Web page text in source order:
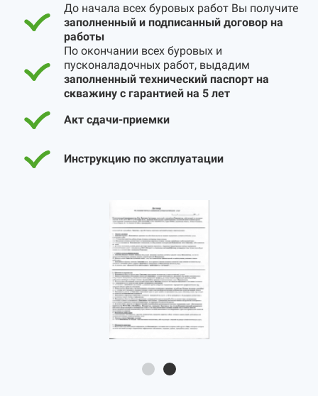
До начала всех буровых работ Вы получите
заполненный и подписанный договор на
работы
По окончании всех буровых и
пусконаладочных работ, выдадим
заполненный технический паспорт на
скважину с гарантией на 5 лет
Акт сдачи-приемки
Инструкцию по эксплуатации